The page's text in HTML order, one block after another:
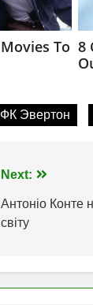
ФК Эвертон
Next:
Антоніо Конте
світу